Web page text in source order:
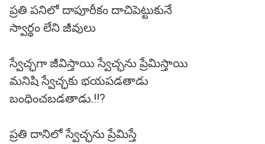
ప్రతి పనిలో దాపూరీకం దాచిపెట్టుకునే
స్వార్థం లేని జీవులు
స్వేచ్ఛగా జీవిస్తాయి స్వేచ్ఛను ప్రేమిస్తాయి
మనిషి స్వేచ్ఛకు భయపడతాడు
బంధించబడతాడు.!!?
ప్రతి దానిలో స్వేచ్ఛను ప్రేమిస్తే